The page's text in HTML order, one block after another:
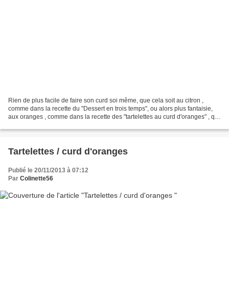
Rien de plus facile de faire son curd soi même, que cela soit au citron ,
comme dans la recette du "Dessert en trois temps", ou alors plus fantaisie,
aux oranges , comme dans la recette des "tartelettes au curd d'oranges" , qui
Tartelettes / curd d'oranges
Publié le 20/11/2013 à 07:12
Par Colinette56